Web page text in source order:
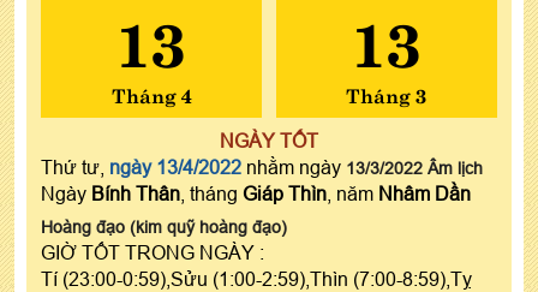
13
Tháng 4
13
Tháng 3
NGÀY TỐT
Thứ tư, ngày 13/4/2022 nhằm ngày 13/3/2022 Âm lịch
Ngày Bính Thân , tháng Giáp Thìn , năm Nhâm Dần
Hoàng đạo (kim quỹ hoàng đạo)
GIỜ TỐT TRONG NGÀY :
Tí (23:00-0:59),Sửu (1:00-2:59),Thìn (7:00-8:59),Tỵ